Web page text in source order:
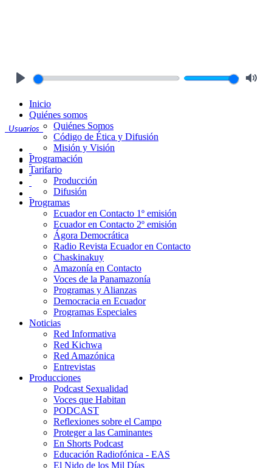
Usuarios
Inicio
Quiénes somos
Quiénes Somos
Código de Ética y Difusión
Misión y Visión
Programación
Tarifario
Producción
Difusión
Programas
Ecuador en Contacto 1º emisión
Ecuador en Contacto 2º emisión
Ágora Democrática
Radio Revista Ecuador en Contacto
Chaskinakuy
Amazonía en Contacto
Voces de la Panamazonía
Programas y Alianzas
Democracia en Ecuador
Programas Especiales
Noticias
Red Informativa
Red Kichwa
Red Amazónica
Entrevistas
Producciones
Podcast Sexualidad
Voces que Habitan
PODCAST
Reflexiones sobre el Campo
Proteger a las Caminantes
En Shorts Podcast
Educación Radiofónica - EAS
El Nido de los Mil Días